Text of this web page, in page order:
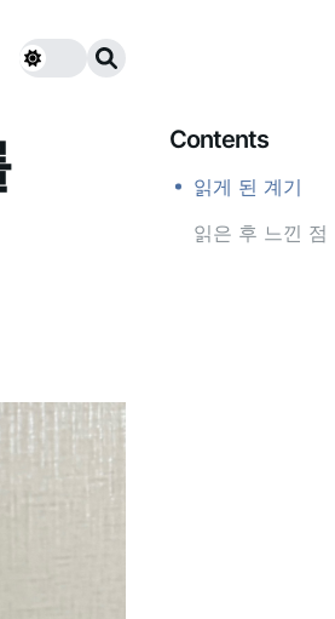
Contents
읽게 된 계기
읽은 후 느낀 점